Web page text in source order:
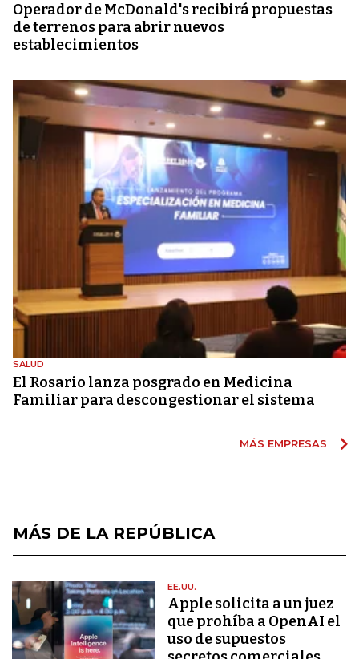
Operador de McDonald's recibirá propuestas
de terrenos para abrir nuevos
establecimientos
SALUD
El Rosario lanza posgrado en Medicina
Familiar para descongestionar el sistema
MÁS EMPRESAS
MÁS DE LA REPÚBLICA
EE.UU.
Apple solicita a un juez
que prohíba a OpenAI el
uso de supuestos